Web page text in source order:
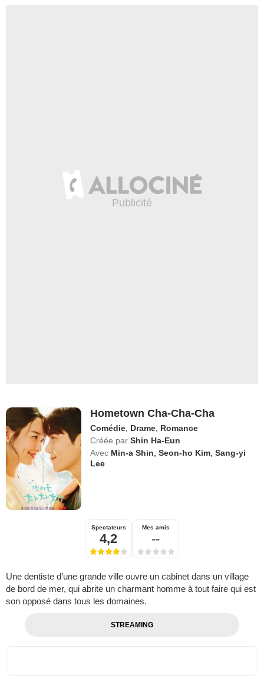
Hometown Cha-Cha-Cha
Comédie Drame Romance
Créée par Shin Ha-Eun
Avec Min-a Shin ,Seon-ho Kim ,Sang-yi
Lee
Spectateurs
4,2
Mes amis
--
Une dentiste d’une grande ville ouvre un cabinet dans un village
de bord de mer, qui abrite un charmant homme à tout faire qui est
son opposé dans tous les domaines.
STREAMING